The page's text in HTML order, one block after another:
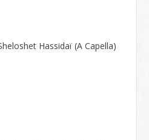
Hassidaï (A Capella)